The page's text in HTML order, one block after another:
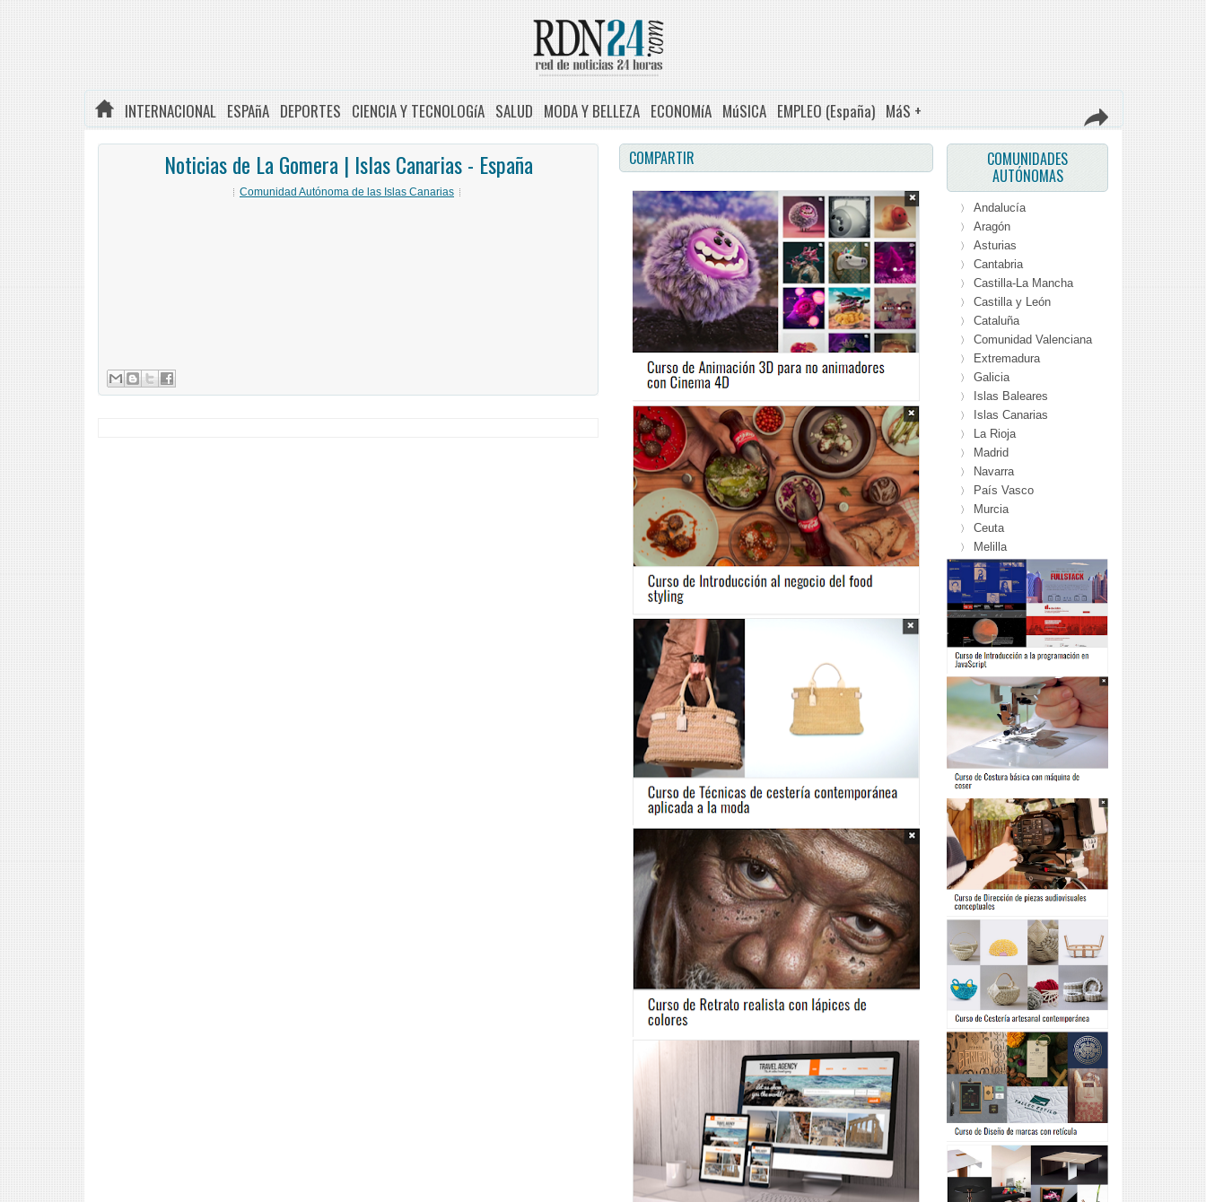
INTERNACIONAL ESPAñA DEPORTES CIENCIA Y TECNOLOGíA SALUD MODA Y BELLEZA ECONOMíA MúSICA EMPLEO (España) MáS +
Noticias de La Gomera | Islas Canarias - España
Comunidad Autónoma de las Islas Canarias
COMPARTIR COMUNIDADES
AUTÓNOMAS
〉 Andalucía
〉 Aragón
〉 Asturias
〉 Cantabria
〉 Castilla-La Mancha
〉 Castilla y León
〉 Cataluña
〉 Comunidad Valenciana
〉 Extremadura
〉 Galicia
〉 Islas Baleares
〉 Islas Canarias
〉 La Rioja
〉 Madrid
〉 Navarra
〉 País Vasco
〉 Murcia
〉 Ceuta
〉 Melilla